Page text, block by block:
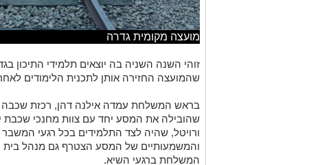
מועצה מקומית גדרה
זוהי השנה השניה בה יוצאים תלמידי התיכון
שהמועצה החזירה אותן לתכנית הלימודים
בראש המשלחת עמדה אילנה דהן, רכזת שכבה
שהובילה את המסע יחד עם צוות מחנכי שכבת
ורויטל, שהיה לצד התלמידים בכל רגעי המשבר
והמשמעותיים של המסע הצטרף גם מנהל
המשלחת ברגעי השיא.